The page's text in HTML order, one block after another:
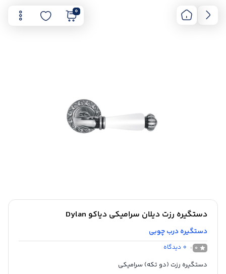
0
دستگیره رزت دیلان سرامیکی دیاکو Dylan
دستگیره درب چوبی
0
0 دیدگاه
دستگیره رزت (دو تکه) سرامیکی